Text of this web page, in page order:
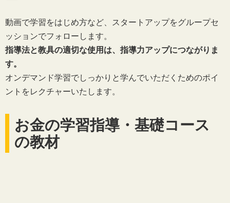
動画で学習をはじめ方など、スタートアップをグループセ
ッションでフォローします。
指導法と教具の適切な使用は、指導力アップにつながりま
す。
オンデマンド学習でしっかりと学んでいただくためのポイ
ントをレクチャーいたします。
お金の学習指導・基礎コース
の教材